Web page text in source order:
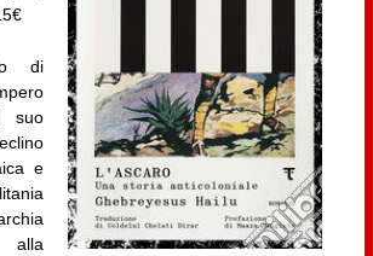
di
suo
e